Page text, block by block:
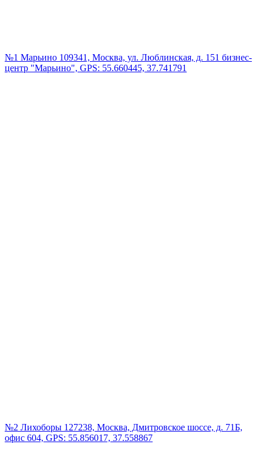
№1 Марьино 109341, Москва, ул. Люблинская, д. 151 бизнес-
центр "Марьино", GPS: 55.660445, 37.741791
№2 Лихоборы 127238, Москва, Дмитровское шоссе, д. 71Б,
офис 604, GPS: 55.856017, 37.558867